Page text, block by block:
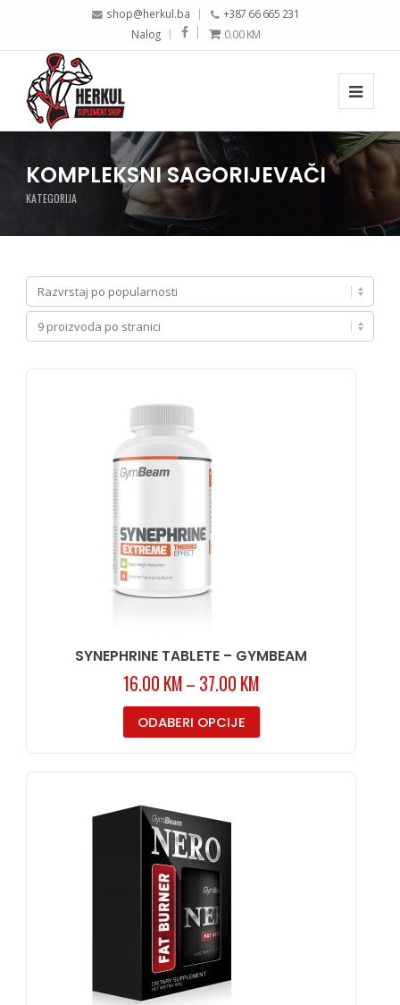
shop@herkul.ba
+387 66 665 231
Nalog
0.00KM
KOMPLEKSNI SAGORIJEVAČI
KATEGORIJA
SYNEPHRINE TABLETE – GYMBEAM
16.00 KM – 37.00 KM
ODABERI OPCIJE